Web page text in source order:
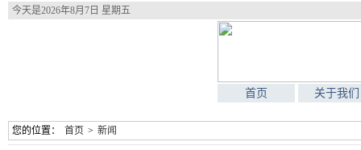
今天是2026年8月7日 星期五
首页 关于我们
您的位置： 首页 > 新闻